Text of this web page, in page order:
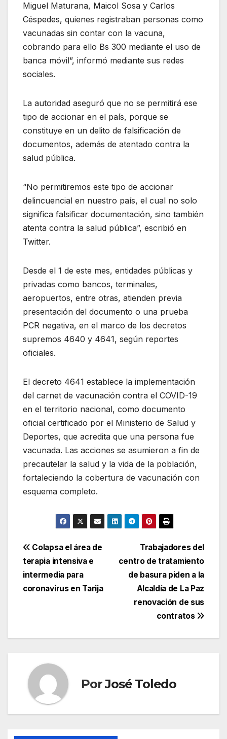
Miguel Maturana, Maicol Sosa y Carlos
Céspedes, quienes registraban personas como
vacunadas sin contar con la vacuna,
cobrando para ello Bs 300 mediante el uso de
banca móvil”, informó mediante sus redes
sociales.
La autoridad aseguró que no se permitirá ese
tipo de accionar en el país, porque se
constituye en un delito de falsificación de
documentos, además de atentado contra la
salud pública.
“No permitiremos este tipo de accionar
delincuencial en nuestro país, el cual no solo
significa falsificar documentación, sino también
atenta contra la salud pública”, escribió en
Twitter.
Desde el 1 de este mes, entidades públicas y
privadas como bancos, terminales,
aeropuertos, entre otras, atienden previa
presentación del documento o una prueba
PCR negativa, en el marco de los decretos
supremos 4640 y 4641, según reportes
oficiales.
El decreto 4641 establece la implementación
del carnet de vacunación contra el COVID-19
en el territorio nacional, como documento
oficial certificado por el Ministerio de Salud y
Deportes, que acredita que una persona fue
vacunada. Las acciones se asumieron a fin de
precautelar la salud y la vida de la población,
fortaleciendo la cobertura de vacunación con
esquema completo.
Navegación
de
entradas
Trabajadores del
centro de tratamiento
de basura piden a la
Alcaldía de La Paz
renovación de sus
contratos
Colapsa el área de
terapia intensiva e
intermedia para
coronavirus en Tarija
PorJosé Toledo